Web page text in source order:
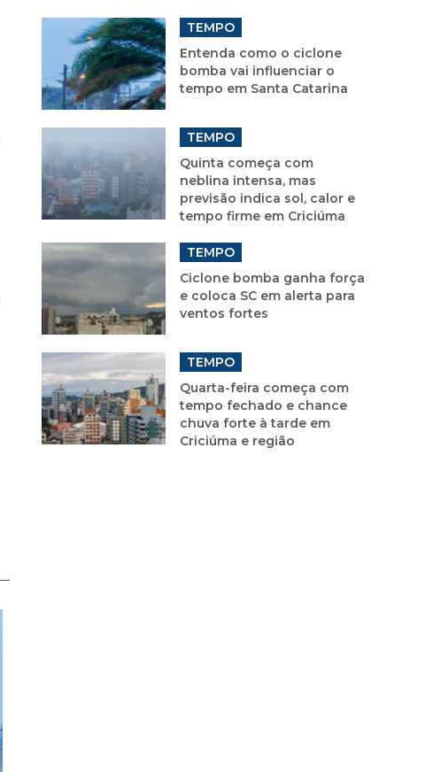
TEMPO
Entenda como o ciclone
bomba vai influenciar o
tempo em Santa Catarina
TEMPO
Quinta começa com
neblina intensa, mas
previsão indica sol, calor e
tempo firme em Criciúma
TEMPO
Ciclone bomba ganha força
e coloca SC em alerta para
ventos fortes
TEMPO
Quarta-feira começa com
tempo fechado e chance
chuva forte à tarde em
Criciúma e região